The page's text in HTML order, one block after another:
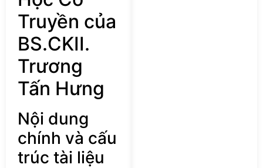
Truyền của
BS.CKII.
Trương
Tấn Hưng
Nội dung
chính và cấu
trúc tài liệu